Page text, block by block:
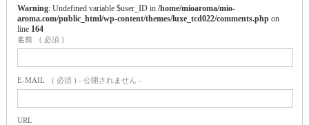
Warning : Undefined variable $user_ID in /home/mioaroma/mio-
aroma.com/public_html/wp-content/themes/luxe_tcd022/comments.phpon
line 164
名前 ( 必須 )
E-MAIL ( 必須 ) - 公開されません -
URL